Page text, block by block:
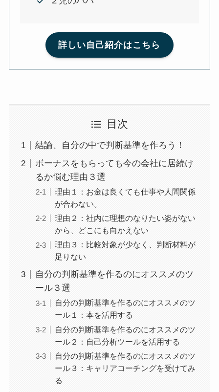
詳しい自己紹介はこちら
目次
結論、自分の中で判断基準を作ろう！
ボーナスをもらっても今の会社に居続け
るか悩む理由３選
理由１：お金は良くても仕事や人間関係
が合わない。
理由２：社内に理想のなりたい姿がない
から、どこにも向かえない
理由３：比較対象が少なく、判断材料が
足りない
自分の判断基準を作るのにオススメのツ
ール３選
自分の判断基準を作るのにオススメのツ
ール１：本を活用する
自分の判断基準を作るのにオススメのツ
ール２：自己分析ツールを活用する
自分の判断基準を作るのにオススメのツ
ール３：キャリアコーチングを受けてみ
る